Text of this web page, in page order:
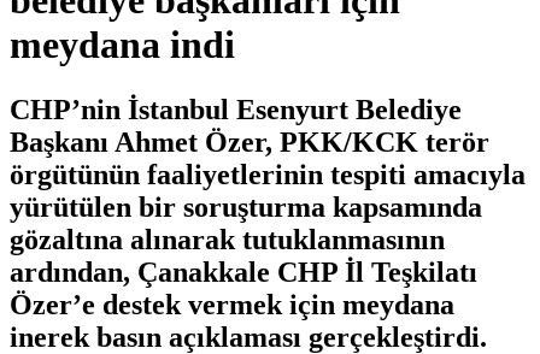
meydana indi
CHP’nin İstanbul Esenyurt Belediye
Başkanı Ahmet Özer, PKK/KCK terör
örgütünün faaliyetlerinin tespiti amacıyla
yürütülen bir soruşturma kapsamında
gözaltına alınarak tutuklanmasının
ardından, Çanakkale CHP İl Teşkilatı
Özer’e destek vermek için meydana
inerek basın açıklaması gerçekleştirdi.